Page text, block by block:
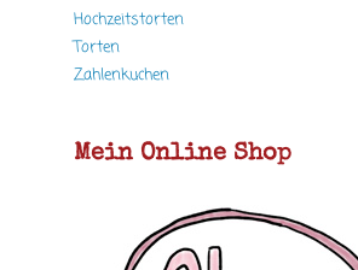
Hochzeitstorten
Torten
Zahlenkuchen
Mein Online Shop